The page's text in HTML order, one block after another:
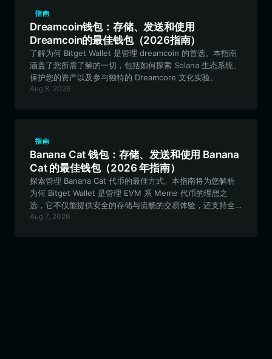
指南
Dreamcoin钱包：存储、发送和使用
Dreamcoin的最佳钱包（2026指南）
了解为何 Bitget Wallet 是管理 dreamcoin 的首选。本指南
涵盖了您所需了解的一切，包括如何探索 Solana 生态系统、
保护您的资产以及参与独特的 Dreamcore 文化实验。
Aug 8, 2026
指南
Banana Cat 钱包：存储、发送和使用 Banana
Cat 的最佳钱包（2026 年指南）
探索管理 Banana Cat 代币的最佳方式。本指南将为您解析
为何 Bitget Wallet 是管理 EVM 系 Meme 代币的理想之
选，它不仅能提供安全的存储与流畅的交易体验，还支持全
面的社区参与功能。
Aug 7, 2026